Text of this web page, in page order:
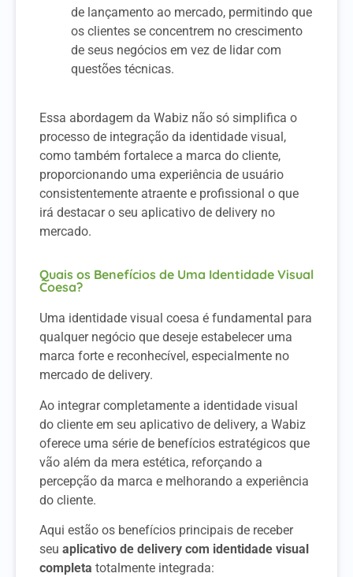
de lançamento ao mercado, permitindo que
os clientes se concentrem no crescimento
de seus negócios em vez de lidar com
questões técnicas.
Essa abordagem da Wabiz não só simplifica o
processo de integração da identidade visual,
como também fortalece a marca do cliente,
proporcionando uma experiência de usuário
consistentemente atraente e profissional o que
irá destacar o seu aplicativo de delivery no
mercado.
Quais os Benefícios de Uma Identidade Visual
Coesa?
Uma identidade visual coesa é fundamental para
qualquer negócio que deseje estabelecer uma
marca forte e reconhecível, especialmente no
mercado de delivery.
Ao integrar completamente a identidade visual
do cliente em seu aplicativo de delivery, a Wabiz
oferece uma série de benefícios estratégicos que
vão além da mera estética, reforçando a
percepção da marca e melhorando a experiência
do cliente.
Aqui estão os benefícios principais de receber
seu aplicativo de delivery com identidade visual
completa totalmente integrada: